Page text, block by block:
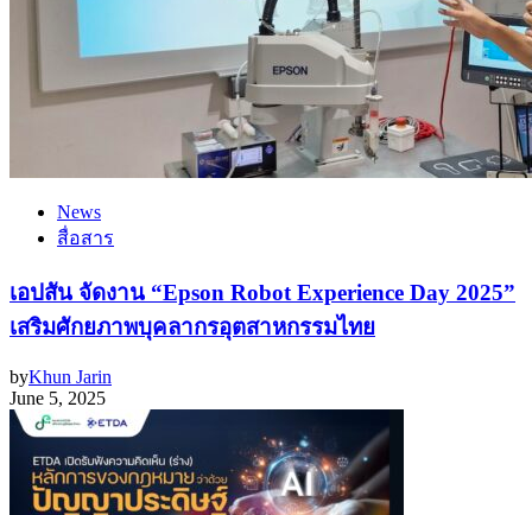
News
สื่อสาร
เอปสัน จัดงาน “Epson Robot Experience Day 2025”
เสริมศักยภาพบุคลากรอุตสาหกรรมไทย
byKhun Jarin
June 5, 2025